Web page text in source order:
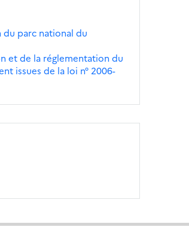
du parc national du
et de la réglementation du
issues de la loi n° 2006-